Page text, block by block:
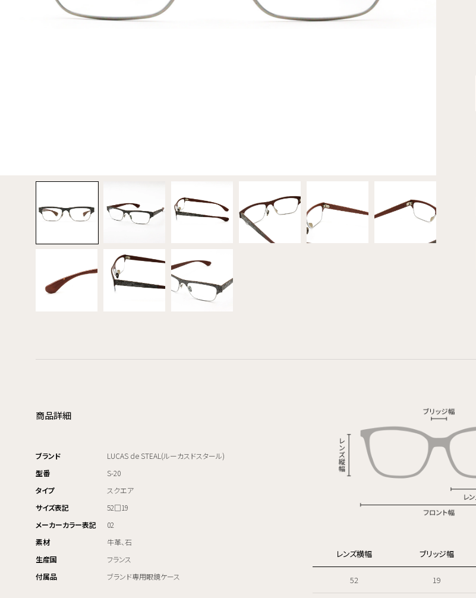
商品詳細
ブランド
LUCAS de STEAL(ルーカスドスタール)
型番
S-20
タイプ
スクエア
サイズ表記
52□19
メーカーカラー表記
02
素材
牛革、石
生産国
フランス
付属品
ブランド専用眼鏡ケース
レンズ横幅 ブリッジ幅
52 19